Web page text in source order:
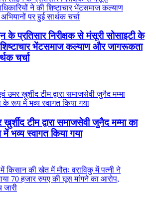
प्रतिसार निरीक्षक से मंसूरी सोसाइटी के
शिष्टाचार भेंटसमाज कल्याण और जागरूकता
चर्चा
टीम द्वारा समाजसेवी जुनैद मम्मा का
भव्य स्वागत किया गया